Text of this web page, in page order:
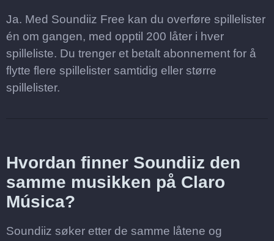
Ja. Med Soundiiz Free kan du overføre spillelister
én om gangen, med opptil 200 låter i hver
spilleliste. Du trenger et betalt abonnement for å
flytte flere spillelister samtidig eller større
spillelister.
Hvordan finner Soundiiz den
samme musikken på Claro
Música?
Soundiiz søker etter de samme låtene og